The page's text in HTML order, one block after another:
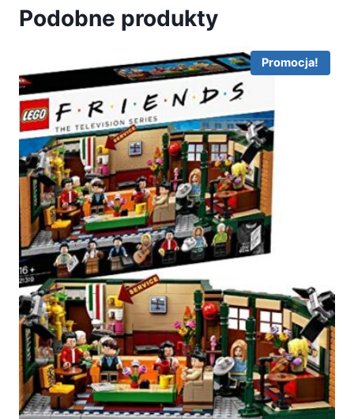
Podobne produkty
Promocja!